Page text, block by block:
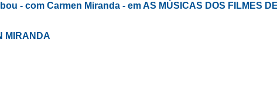
- com Carmen Miranda - em AS MÚSICAS DOS FILMES
MIRANDA